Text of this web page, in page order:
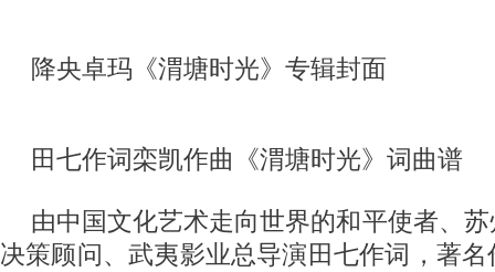
降央卓玛《渭塘时光》专辑封面
田七作词栾凯作曲《渭塘时光》词曲谱
由中国文化艺术走向世界的和平使者、
决策顾问、武夷影业总导演田七作词，著